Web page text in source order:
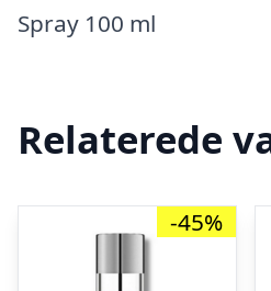
Spray 100 ml
Relaterede
-45%